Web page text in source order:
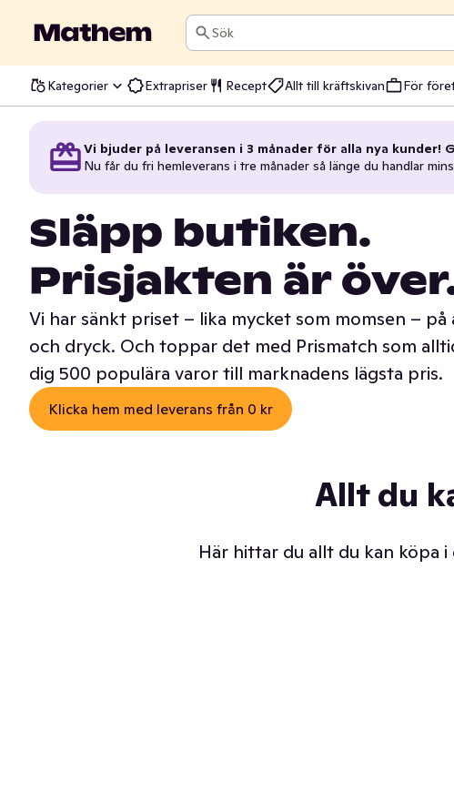
Sök
Kategorier Extrapriser Recept Allt till kräftskivan För
Vi bjuder på leveransen i 3 månader för alla nya
Nu får du fri hemleverans i tre månader så länge du handlar
Släpp butiken.
Prisjakten är
Vi har sänkt priset – lika mycket som momsen – på
och dryck. Och toppar det med Prismatch som
dig 500 populära varor till marknadens lägsta pris.
Klicka hem med leverans från 0 kr
Allt du
Här hittar du allt du kan köpa